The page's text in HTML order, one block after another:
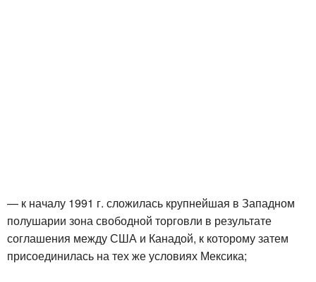
— к началу 1991 г. сложилась крупнейшая в Западном
полушарии зона свободной торговли в результате
соглашения между США и Канадой, к которому затем
присоединилась на тех же условиях Мексика;